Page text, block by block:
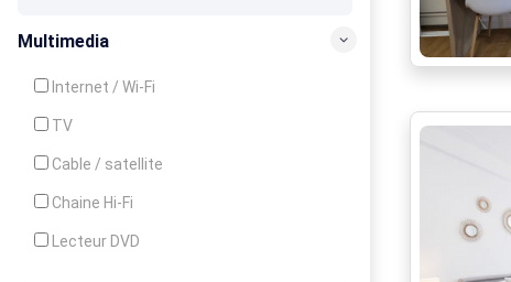
Multimedia
Internet / Wi-Fi
TV
Cable / satellite
Chaine Hi-Fi
Lecteur DVD